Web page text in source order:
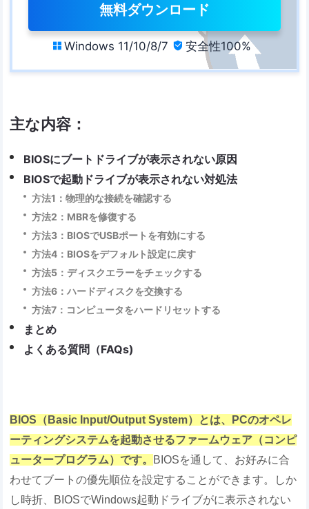
無料ダウンロード
 Windows 11/10/8/7  安全性100%
主な内容：
BIOSにブートドライブが表示されない原因
BIOSで起動ドライブが表示されない対処法
方法1：物理的な接続を確認する
方法2：MBRを修復する
方法3：BIOSでUSBポートを有効にする
方法4：BIOSをデフォルト設定に戻す
方法5：ディスクエラーをチェックする
方法6：ハードディスクを交換する
方法7：コンピュータをハードリセットする
まとめ
よくある質問（FAQs)
BIOS（Basic Input/Output System）とは、PCのオペレ
ーティングシステムを起動させるファームウェア（コンピ
ュータープログラム）です。
BIOSを通して、お好みに合
わせてブートの優先順位を設定することができます。しか
し時折、BIOSでWindows起動ドライブがに表示されない